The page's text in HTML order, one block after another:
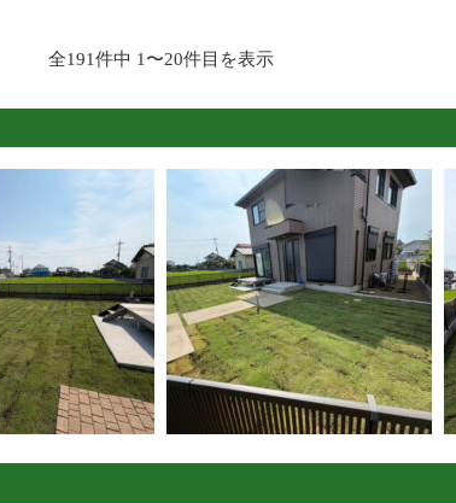
全191件中 1〜20件目を表示